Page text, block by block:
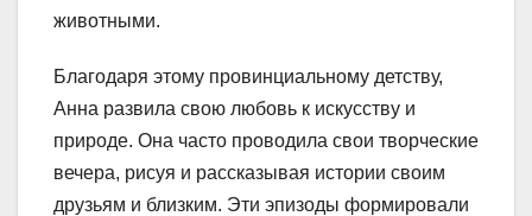
животными.
Благодаря этому провинциальному детству,
Анна развила свою любовь к искусству и
природе. Она часто проводила свои творческие
вечера, рисуя и рассказывая истории своим
друзьям и близким. Эти эпизоды формировали